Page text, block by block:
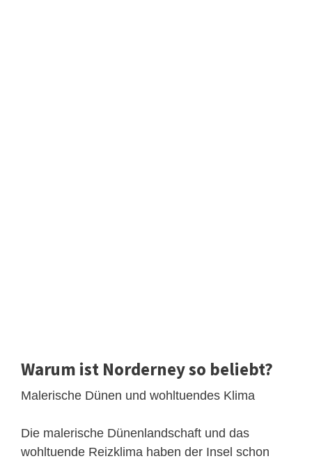
Warum ist Norderney so beliebt?
Malerische Dünen und wohltuendes Klima
Die malerische Dünenlandschaft und das
wohltuende Reizklima haben der Insel schon